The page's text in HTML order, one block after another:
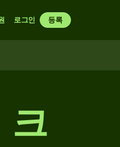
로그인 등록
크